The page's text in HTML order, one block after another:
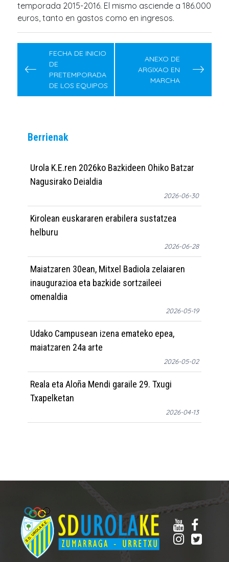
temporada 2015-2016. El mismo asciende a 186.000
euros, tanto en gastos como en ingresos.
Post
navigationFECHA DE INICIO
DE
PRETEMPORADA
DE LOS EQUIPOS
ANEXO DE
ARGIXAO EN
MARCHA
Berrienak
Urola K.E.ren 2026ko Bazkideen Ohiko Batzar
Nagusirako Deialdia
2026-06-30
Kirolean euskararen erabilera sustatzea
helburu
2026-06-28
Maiatzaren 30ean, Mitxel Badiola zelaiaren
inaugurazioa eta bazkide sortzaileei
omenaldia
2026-05-19
Udako Campusean izena emateko epea,
maiatzaren 24a arte
2026-05-02
Reala eta Aloña Mendi garaile 29. Txugi
Txapelketan
2026-04-13